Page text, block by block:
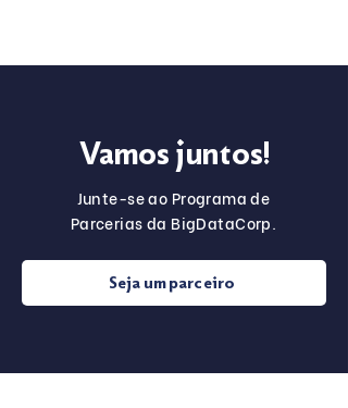
Vamos juntos!
Junte-se ao Programa de
Parcerias da BigDataCorp.
Seja um parceiro